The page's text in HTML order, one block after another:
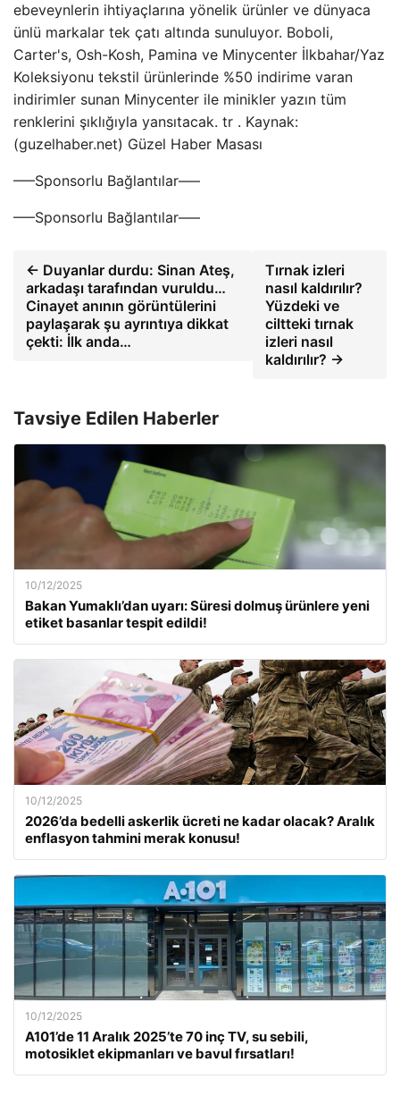
ebeveynlerin ihtiyaçlarına yönelik ürünler ve dünyaca
ünlü markalar tek çatı altında sunuluyor. Boboli,
Carter's, Osh-Kosh, Pamina ve Minycenter İlkbahar/Yaz
Koleksiyonu tekstil ürünlerinde %50 indirime varan
indirimler sunan Minycenter ile minikler yazın tüm
renklerini şıklığıyla yansıtacak. tr . Kaynak:
(guzelhaber.net) Güzel Haber Masası
—–Sponsorlu Bağlantılar—–
—–Sponsorlu Bağlantılar—–
← Duyanlar durdu: Sinan Ateş,
arkadaşı tarafından vuruldu…
Cinayet anının görüntülerini
paylaşarak şu ayrıntıya dikkat
çekti: İlk anda…
Tırnak izleri
nasıl kaldırılır?
Yüzdeki ve
ciltteki tırnak
izleri nasıl
kaldırılır? →
Tavsiye Edilen Haberler
10/12/2025
Bakan Yumaklı’dan uyarı: Süresi dolmuş ürünlere yeni
etiket basanlar tespit edildi!
10/12/2025
2026’da bedelli askerlik ücreti ne kadar olacak? Aralık
enflasyon tahmini merak konusu!
10/12/2025
A101’de 11 Aralık 2025’te 70 inç TV, su sebili,
motosiklet ekipmanları ve bavul fırsatları!